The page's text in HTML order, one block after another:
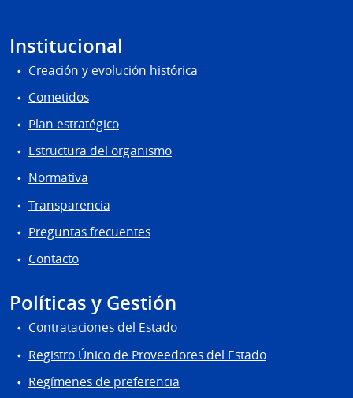
Institucional
Creación y evolución histórica
Cometidos
Plan estratégico
Estructura del organismo
Normativa
Transparencia
Preguntas frecuentes
Contacto
Políticas y Gestión
Contrataciones del Estado
Registro Único de Proveedores del Estado
Regímenes de preferencia